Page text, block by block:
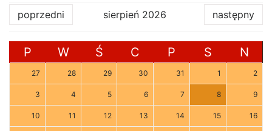
poprzedni sierpień 2026 następny
P W Ś C P S N
27 28 29 30 31 1 2
3 4 5 6 7 8 9
10 11 12 13 14 15 16